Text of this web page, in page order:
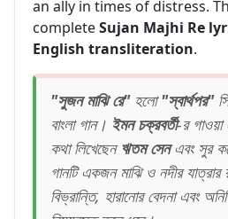
an ally in times of distress.
completeSujan Majhi Re
English transliteration.
"সুজন মাঝি রে"হলো"স্বার্থপর"
বাংলা গান। ইমন চক্রবর্তী-র
কথা লিখেছেনঋতম সেনএবং সুর
গানটি একজন মাঝি ও নদীর
বিভ্রান্তি, হারানোর বেদনা এবং